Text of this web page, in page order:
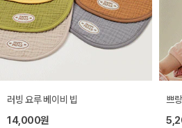
러빙 요루 베이비 빕
14,000원
쁘